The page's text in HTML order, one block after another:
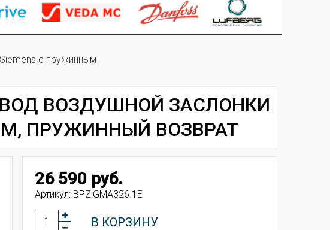
с пружинным
ВОЗДУШНОЙ ЗАСЛОНКИ
ПРУЖИННЫЙ ВОЗВРАТ
26 590 руб.
Артикул: BPZ:GMA326.1E
В КОРЗИНУ